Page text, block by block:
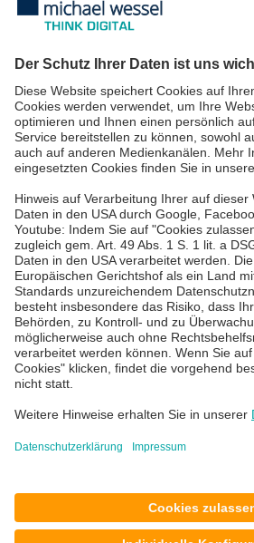
verwendeten
Technologien
hinzuzufügen.
powered by
Usercentrics
Management
Platform
IT-Services
IT-Beratung
IT Services für KMU
IT Service Desk
Über uns
Karriere
Blog
News & Events
Datenschutz